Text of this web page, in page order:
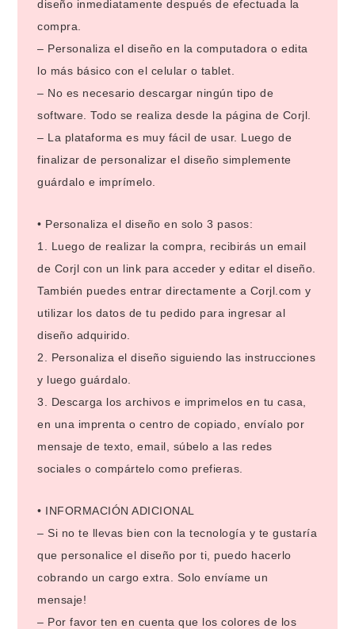
diseño inmediatamente después de efectuada la
compra.
– Personaliza el diseño en la computadora o edita
lo más básico con el celular o tablet.
– No es necesario descargar ningún tipo de
software. Todo se realiza desde la página de Corjl.
– La plataforma es muy fácil de usar. Luego de
finalizar de personalizar el diseño simplemente
guárdalo e imprímelo.
• Personaliza el diseño en solo 3 pasos:
1. Luego de realizar la compra, recibirás un email
de Corjl con un link para acceder y editar el diseño.
También puedes entrar directamente a Corjl.com y
utilizar los datos de tu pedido para ingresar al
diseño adquirido.
2. Personaliza el diseño siguiendo las instrucciones
y luego guárdalo.
3. Descarga los archivos e imprimelos en tu casa,
en una imprenta o centro de copiado, envíalo por
mensaje de texto, email, súbelo a las redes
sociales o compártelo como prefieras.
• INFORMACIÓN ADICIONAL
– Si no te llevas bien con la tecnología y te gustaría
que personalice el diseño por ti, puedo hacerlo
cobrando un cargo extra. Solo envíame un
mensaje!
– Por favor ten en cuenta que los colores de los